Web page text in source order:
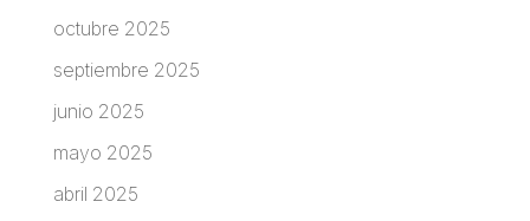
octubre 2025
septiembre 2025
junio 2025
mayo 2025
abril 2025